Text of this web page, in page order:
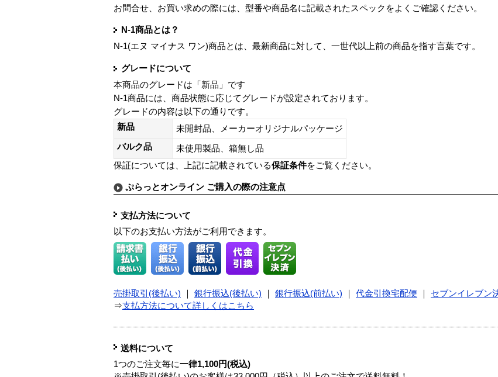
お問合せ、お買い求めの際には、型番や商品名に記載されたスペックをよくご確認ください。
N-1商品とは？
N-1(エヌ マイナス ワン)商品とは、最新商品に対して、一世代以上前の商品を指す言葉です。
グレードについて
本商品のグレードは「新品」です
N-1商品には、商品状態に応じてグレードが設定されております。
グレードの内容は以下の通りです。
新品
未開封品、メーカーオリジナルパッケージ
バルク品
未使用製品、箱無し品
保証については、上記に記載されている保証条件をご覧ください。
ぷらっとオンライン ご購入の際の注意点
支払方法について
以下のお支払い方法がご利用できます。
売掛取引(後払い) 銀行振込(後払い) 銀行振込(前払い) 代金引換宅配便
セブンイレブン
⇒支払方法について詳しくはこちら
送料について
1つのご注文毎に一律1,100円(税込)